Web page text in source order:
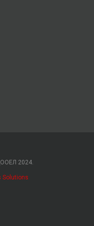
2024.
Solutions